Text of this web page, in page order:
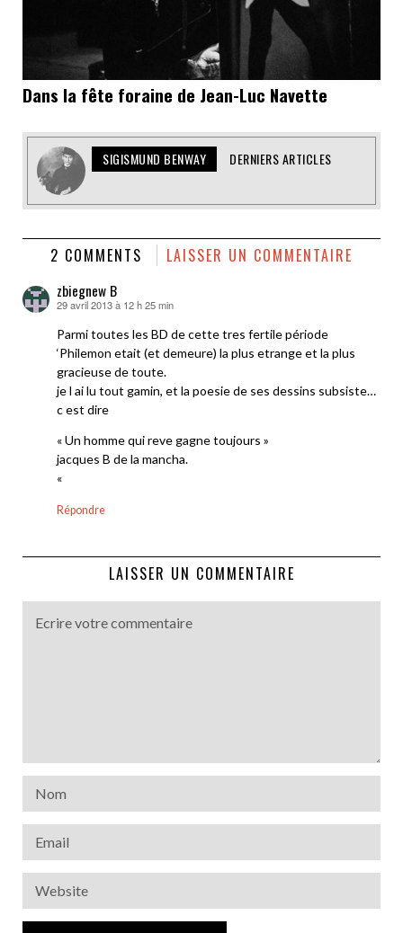
Dans la fête foraine de Jean-Luc Navette
SIGISMUND BENWAY DERNIERS ARTICLES
2 COMMENTS LAISSER UN COMMENTAIRE
zbiegnew B
dit :
29 avril 2013 à 12 h 25 min
Parmi toutes les BD de cette tres fertile période
‘Philemon etait (et demeure) la plus etrange et la plus
gracieuse de toute.
je l ai lu tout gamin, et la poesie de ses dessins subsiste…
c est dire
« Un homme qui reve gagne toujours »
jacques B de la mancha.
«
Répondre
LAISSER UN COMMENTAIRE